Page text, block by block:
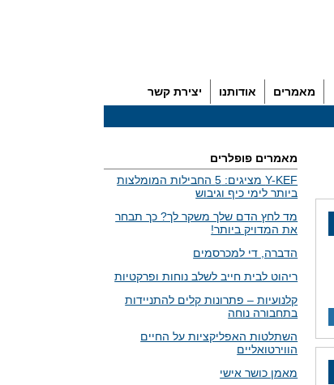
מאמרים אודותנו
יצירת קשר
מאמרים פופלרים
Y-KEF מציגים: 5 החבילות המומלצות
ביותר לימי כיף וגיבוש
מד לחץ הדם שלך משקר לך? כך תבחר
את המדויק ביותר!
הדברה, די למכרסמים
ריהוט לבית חייב לשלב נוחות ופרקטיות
קלנועיות – פתרונות קלים להתניידות
בתחבורה נוחה
השתלטות האפליקציות על החיים
הווירטואליים
מאמן כושר אישי